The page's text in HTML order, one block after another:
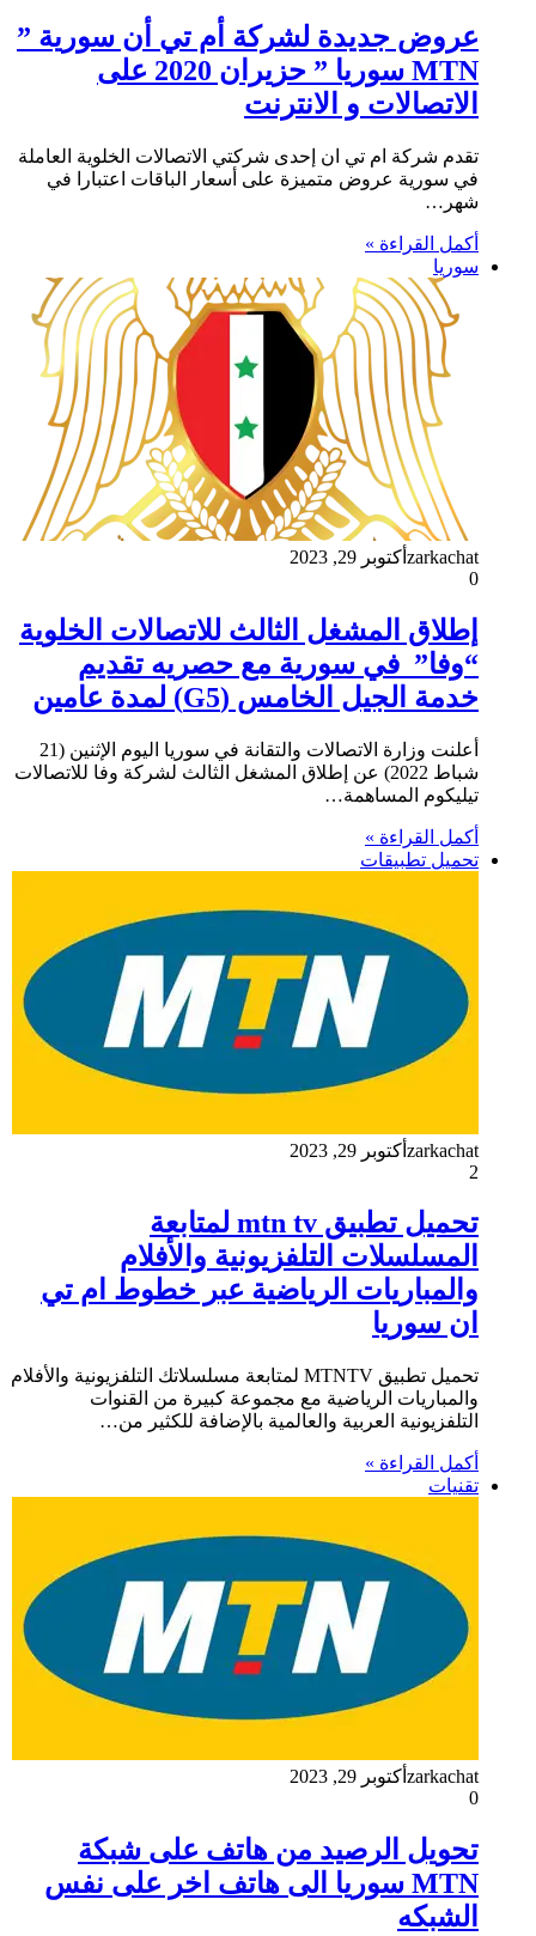
عروض جديدة لشركة أم تي أن سورية ”
MTN سوريا ” حزيران 2020 على
الاتصالات و الانترنت
تقدم شركة ام تي ان إحدى شركتي الاتصالات الخلوية العاملة
في سورية عروض متميزة على أسعار الباقات اعتبارا في
شهر…
أكمل القراءة »
سوريا
zarkachat أكتوبر 29, 2023
0
إطلاق المشغل الثالث للاتصالات الخلوية
“وفا” في سورية مع حصريه تقديم
خدمة الجيل الخامس (G5) لمدة عامين
أعلنت وزارة الاتصالات والتقانة في سوريا اليوم الإثنين (21
شباط 2022) عن إطلاق المشغل الثالث لشركة وفا للاتصالات
تيليكوم المساهمة…
أكمل القراءة »
تحميل تطبيقات
zarkachat أكتوبر 29, 2023
2
تحميل تطبيق mtn tv لمتابعة
المسلسلات التلفزيونية والأفلام
والمباريات الرياضية عبر خطوط ام تي
ان سوريا
تحميل تطبيق MTNTV لمتابعة مسلسلاتك التلفزيونية والأفلام
والمباريات الرياضية مع مجموعة كبيرة من القنوات
التلفزيونية العربية والعالمية بالإضافة للكثير من…
أكمل القراءة »
تقنيات
zarkachat أكتوبر 29, 2023
0
تحويل الرصيد من هاتف على شبكة
MTN سوريا الى هاتف اخر على نفس
الشبكه